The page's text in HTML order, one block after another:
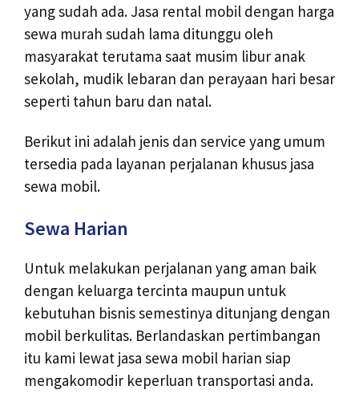
yang sudah ada. Jasa rental mobil dengan harga
sewa murah sudah lama ditunggu oleh
masyarakat terutama saat musim libur anak
sekolah, mudik lebaran dan perayaan hari besar
seperti tahun baru dan natal.
Berikut ini adalah jenis dan service yang umum
tersedia pada layanan perjalanan khusus jasa
sewa mobil.
Sewa Harian
Untuk melakukan perjalanan yang aman baik
dengan keluarga tercinta maupun untuk
kebutuhan bisnis semestinya ditunjang dengan
mobil berkulitas. Berlandaskan pertimbangan
itu kami lewat jasa sewa mobil harian siap
mengakomodir keperluan transportasi anda.